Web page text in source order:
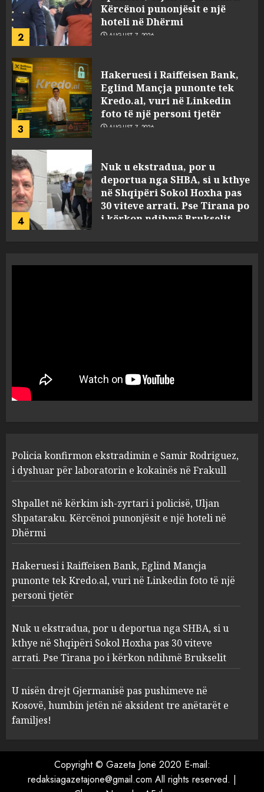
3
Kredo.al, vuri në Linkedin
foto të një personi tjetër
AUGUST 7, 2026
4
Nuk u ekstradua, por u
deportua nga SHBA, si u kthye
në Shqipëri Sokol Hoxha pas
30 viteve arrati. Pse Tirana po
i kërkon ndihmë Brukselit
5
U nisën drejt Gjermanisë pas
pushimeve në Kosovë, humbin
jetën në aksident tre anëtarët
e familjes!
AUGUST 7, 2026
2
Kërcënoi punonjësit e një
hoteli në Dhërmi
AUGUST 7, 2026
3
Eglind Mançja punonte tek
Kredo.al, vuri në Linkedin
foto të një personi tjetër
deportua nga SHBA, si u kthye
në Shqipëri Sokol Hoxha pas
30 viteve arrati. Pse Tirana po
i kërkon ndihmë Brukselit
U nisën drejt Gjermanisë pas
pushimeve në Kosovë, humbin
jetën në aksident tre anëtarët
e familjes!
Policia konfirmon ekstradimin e Samir Rodriguez,
i dyshuar për laboratorin e kokainës në Frakull
Shpallet në kërkim ish-zyrtari i policisë, Uljan
Shpataraku. Kërcënoi punonjësit e një hoteli në
Dhërmi
Hakeruesi i Raiffeisen Bank, Eglind Mançja
punonte tek Kredo.al, vuri në Linkedin foto të një
personi tjetër
Nuk u ekstradua, por u deportua nga SHBA, si u
kthye në Shqipëri Sokol Hoxha pas 30 viteve
arrati. Pse Tirana po i kërkon ndihmë Brukselit
U nisën drejt Gjermanisë pas pushimeve në
Kosovë, humbin jetën në aksident tre anëtarët e
familjes!
Copyright © Gazeta Jonë 2020 E-mail:
redaksiagazetajone@gmail.com All rights reserved. |